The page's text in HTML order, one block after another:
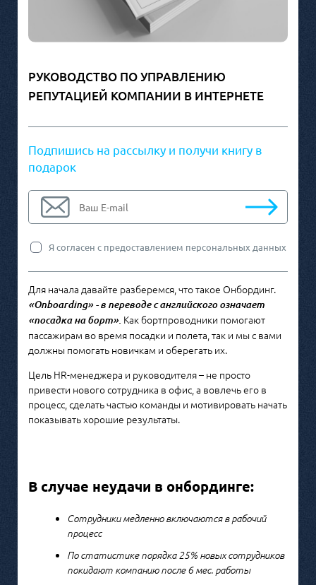
РУКОВОДСТВО ПО УПРАВЛЕНИЮ
РЕПУТАЦИЕЙ КОМПАНИИ В ИНТЕРНЕТЕ
Подпишись на рассылку и получи книгу в
подарок
Я согласен с предоставлением персональных данных
Для начала давайте разберемся, что такое Онбординг.
«Onboarding» - в переводе с английского означает
«посадка на борт». Как бортпроводники помогают
пассажирам во время посадки и полета, так и мы с вами
должны помогать новичкам и оберегать их.
Цель HR-менеджера и руководителя – не просто
привести нового сотрудника в офис, а вовлечь его в
процесс, сделать частью команды и мотивировать начать
показывать хорошие результаты.
В случае неудачи в онбординге:
Сотрудники медленно включаются в рабочий
процесс
По статистике порядка 25% новых сотрудников
покидают компанию после 6 мес. работы